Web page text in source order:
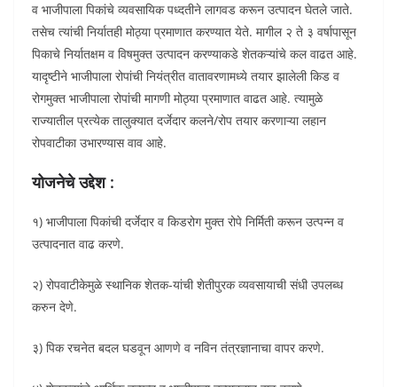
व भाजीपाला पिकांचे व्यवसायिक पध्दतीने लागवड करून उत्पादन घेतले जाते.
तसेच त्यांची निर्यातही मोठ्या प्रमाणात करण्यात येते. मागील २ ते ३ वर्षापासून
पिकाचे निर्यातक्षम व विषमुक्त उत्पादन करण्याकडे शेतकऱ्यांचे कल वाढत आहे.
यादृष्टीने भाजीपाला रोपांची नियंत्रीत वातावरणामध्ये तयार झालेली किड व
रोगमुक्त भाजीपाला रोपांची मागणी मोठ्या प्रमाणात वाढत आहे. त्यामुळे
राज्यातील प्रत्येक तालुक्यात दर्जेदार कलने/रोप तयार करणाऱ्या लहान
रोपवाटीका उभारण्यास वाव आहे.
योजनेचे उद्देश :
१) भाजीपाला पिकांची दर्जेदार व किडरोग मुक्त रोपे निर्मिती करून उत्पन्न व
उत्पादनात वाढ करणे.
२) रोपवाटीकेमुळे स्थानिक शेतक-यांची शेतीपुरक व्यवसायाची संधी उपलब्ध
करुन देणे.
३) पिक रचनेत बदल घडवून आणणे व नविन तंत्रज्ञानाचा वापर करणे.